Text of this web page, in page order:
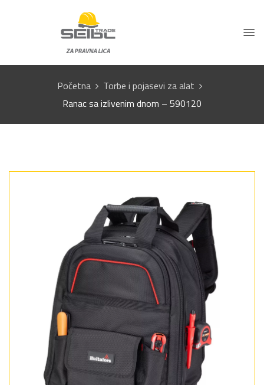
Početna
Torbe i pojasevi za alat
Ranac sa izlivenim dnom – 590120